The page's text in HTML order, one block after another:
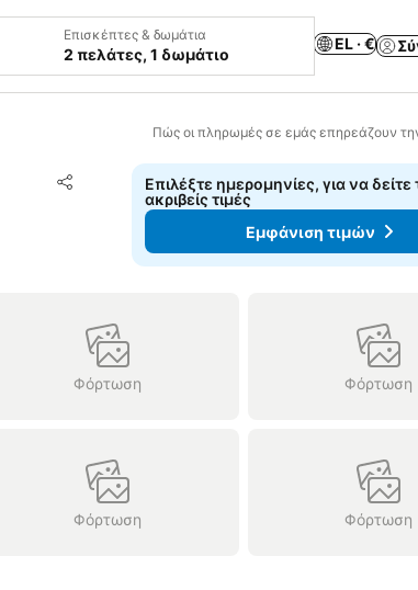
Επισκέπτες & δωμάτια
2 πελάτες, 1 δωμάτιο
EL · €
Πώς οι πληρωμές σε εμάς επηρεάζουν
Κοινοποίηση
Προσθήκη στα αγαπημένα
Επιλέξτε ημερομηνίες, για να δείτε
ακριβείς τιμές
Εμφάνιση τιμών
Φόρτωση Φόρτωση
Φόρτωση Φόρτωση